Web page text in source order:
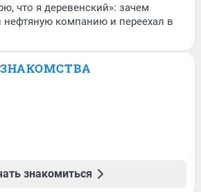
что я деревенский»: зачем
нефтяную компанию и переехал в
ЗНАКОМСТВА
знакомиться